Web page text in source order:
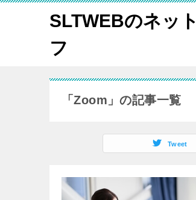
SLTWEBのネッ
フ
「Zoom」の記事一覧
Tweet